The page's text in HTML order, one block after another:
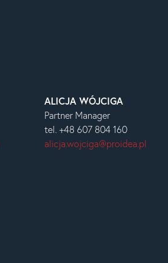
ALICJA WÓJCIGA
Partner Manager
tel. +48 607 804 160
alicja.wojciga@proidea.pl